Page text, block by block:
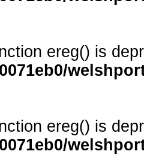
ereg() is
ereg() is